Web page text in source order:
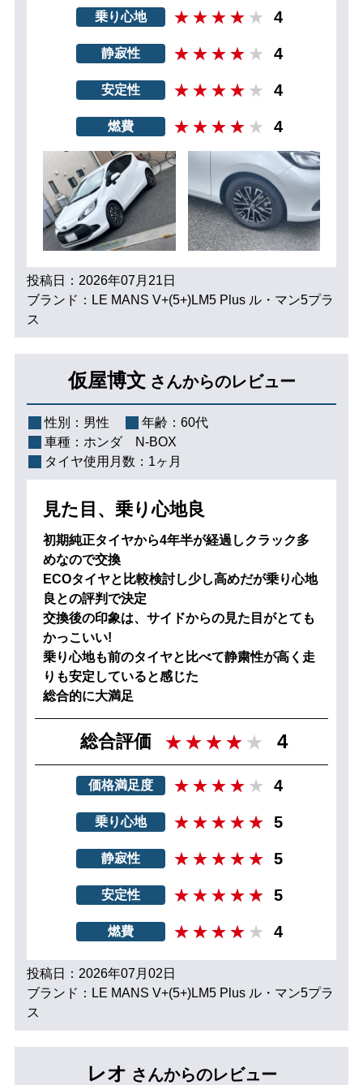
乗り心地 4
静寂性 4
安定性 4
燃費 4
投稿日：2026年07月21日
ブランド：LE MANS V+(5+)LM5 Plus ル・マン5プラ
ス
仮屋博文 さんからのレビュー
性別： 男性 年齢： 60代
車種： ホンダ N-BOX
タイヤ使用月数： 1ヶ月
見た目、乗り心地良
初期純正タイヤから4年半が経過しクラック多
めなので交換
ECOタイヤと比較検討し少し高めだが乗り心地
良との評判で決定
交換後の印象は、サイドからの見た目がとても
かっこいい!
乗り心地も前のタイヤと比べて静粛性が高く走
りも安定していると感じた
総合的に大満足
総合評価 4
価格満足度 4
乗り心地 5
静寂性 5
安定性 5
燃費 4
投稿日：2026年07月02日
ブランド：LE MANS V+(5+)LM5 Plus ル・マン5プラ
ス
レオ さんからのレビュー